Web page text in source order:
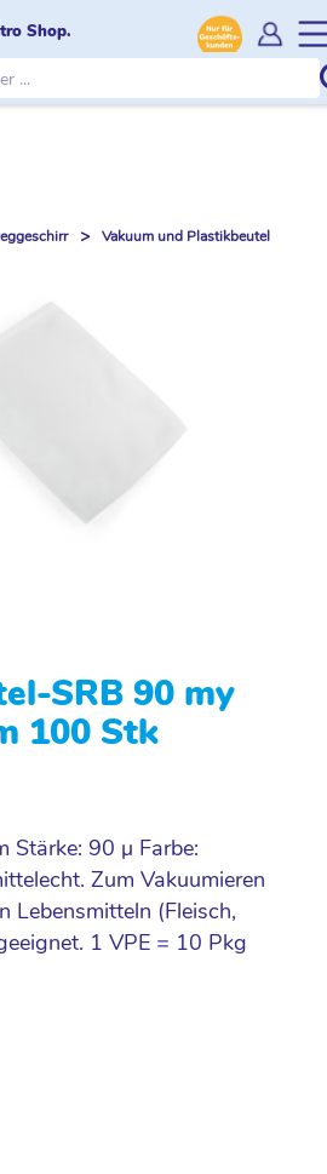
Shop.
> Vakuum und Plastikbeutel
SRB 90 my
100 Stk
Stärke: 90 µ Farbe:
Zum Vakuumieren
Lebensmitteln (Fleisch,
1 VPE = 10 Pkg